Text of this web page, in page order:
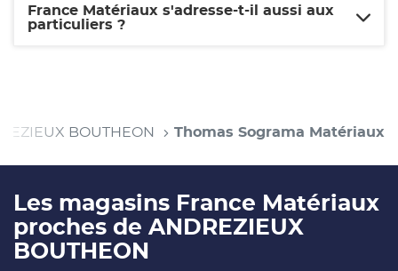
France Matériaux s'adresse-t-il aussi aux
particuliers ?
BOUTHEON Thomas Sograma Matériaux
Les magasins France Matériaux
proches de ANDREZIEUX
BOUTHEON